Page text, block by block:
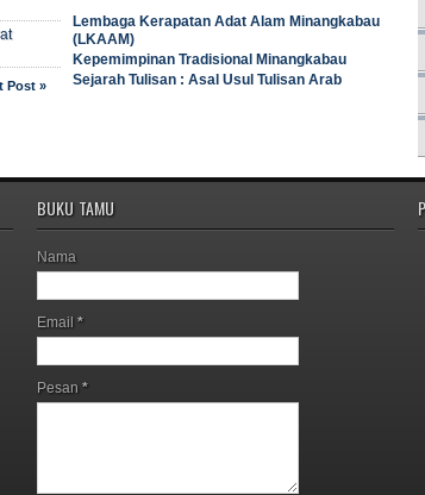
Post »
Lembaga Kerapatan Adat Alam Minangkabau
(LKAAM)
Kepemimpinan Tradisional Minangkabau
Sejarah Tulisan : Asal Usul Tulisan Arab
BUKU TAMU
Nama
Email *
Pesan *